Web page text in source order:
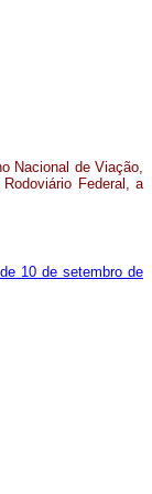
Nacional de Viação,
Federal, a
10 de setembro de